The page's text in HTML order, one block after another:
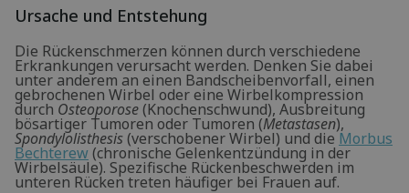
Ursache und Entstehung
Die Rückenschmerzen können durch verschiedene
Erkrankungen verursacht werden. Denken Sie dabei
unter anderem an einen Bandscheibenvorfall, einen
gebrochenen Wirbel oder eine Wirbelkompression
durch Osteoporose(Knochenschwund), Ausbreitung
bösartiger Tumoren oder Tumoren (Metastasen),
Spondylolisthesis(verschobener Wirbel) und dieMorbus
Bechterew(chronische Gelenkentzündung in der
Wirbelsäule). Spezifische Rückenbeschwerden im
unteren Rücken treten häufiger bei Frauen auf.